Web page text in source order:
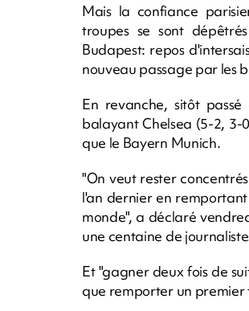
Mais la confiance
troupes se sont
Budapest: repos
nouveau passage par les
En revanche, sitôt
balayant Chelsea (5-2, 3-
que le Bayern Munich.
"On veut rester
l'an dernier en
monde", a déclaré
une centaine de
Et "gagner deux fois de
que remporter un premier